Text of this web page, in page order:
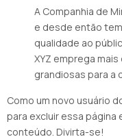
A Companhia de
e desde então
qualidade ao
XYZ emprega
grandiosas para a
Como um novo usuário
para excluir essa página
conteúdo. Divirta-se!